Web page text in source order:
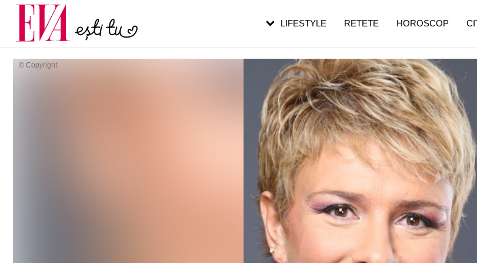
© Copyright:
LIFESTYLE RETETE HOROSCOP
Carieră
Actualitate
pe măsură ce înaintezi în vârstă
de dureroasă este